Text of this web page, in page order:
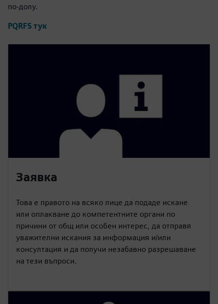
по-долу.
PQRFS тук
Заявка
Това е правото на всяко лице да подаде искане
или оплакване до компетентните органи по
причини от общ или особен интерес, да отправя
уважителни искания за информация и/или
консултация и да получи незабавно разрешаване
на тези въпроси.